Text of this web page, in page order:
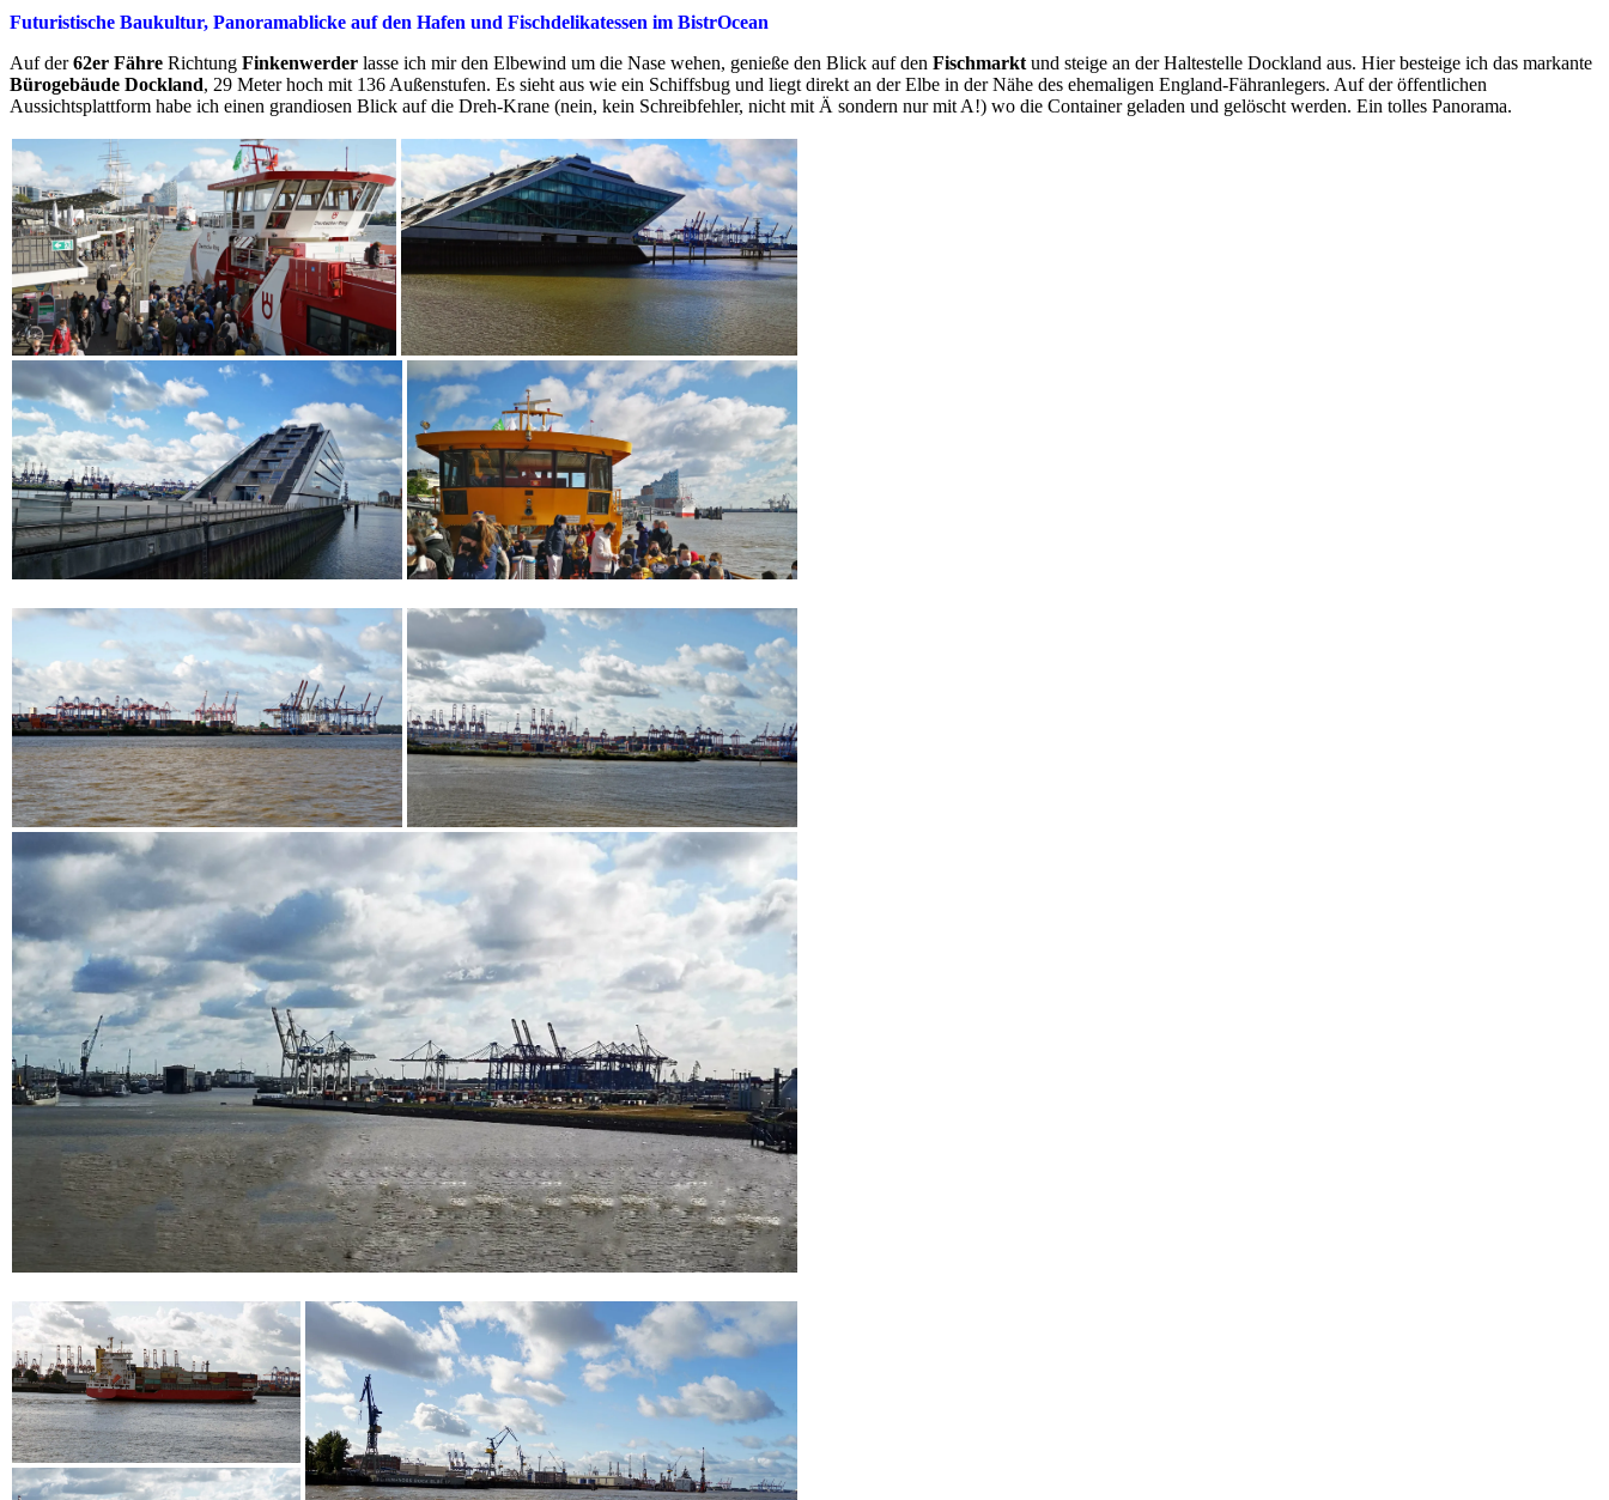
Futuristische Baukultur, Panoramablicke auf den Hafen und Fischdelikatessen im BistrOcean
Auf der62er Fähre Richtung Finkenwerder lasse ich mir den Elbewind um die Nase wehen, genieße den Blick auf den Fischmarkt und steige an der Haltestelle Dockland aus. Hier besteige ich das markante
Bürogebäude Dockland, 29 Meter hoch mit 136 Außenstufen. Es sieht aus wie ein Schiffsbug und liegt direkt an der Elbe in der Nähe des ehemaligen England-Fähranlegers. Auf der öffentlichen
Aussichtsplattform habe ich einen grandiosen Blick auf die Dreh-Krane (nein, kein Schreibfehler, nicht mit Ä sondern nur mit A!) wo die Container geladen und gelöscht werden. Ein tolles Panorama.